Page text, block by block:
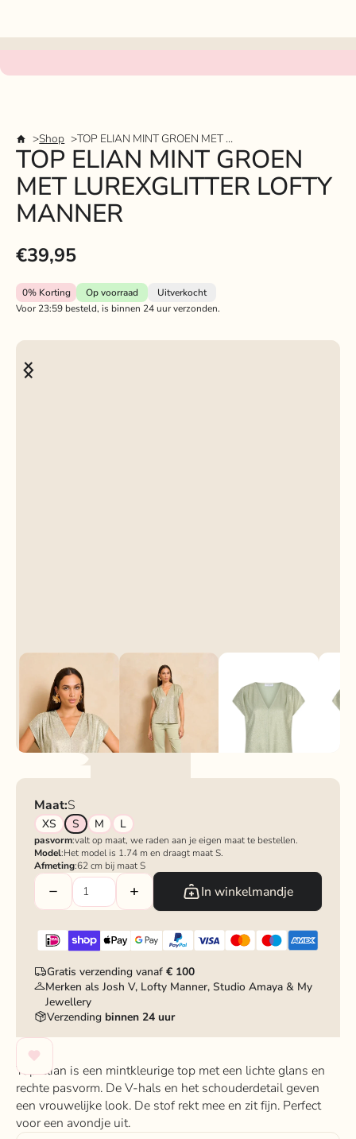
Shop TOP ELIAN MINT GROEN MET LUREXGLITTER LOFTY MANNER
TOP ELIAN MINT GROEN
MET LUREXGLITTER LOFTY
MANNER
€39,95
0%Korting Op voorraad
Uitverkocht
Voor 23:59 besteld, is binnen 24 uur verzonden.
Maat:S
XS S M L
pasvorm:valt op maat, we raden aan je eigen maat te bestellen.
Model:Het model is 1.74 m en draagt maat S.
Afmeting:62 cm bij maat S
In winkelmandje
Gratis verzending vanaf€ 100
Merken als Josh V, Lofty Manner, Studio Amaya & My
Jewellery
Verzendingbinnen 24 uur
Top Elian is een mintkleurige top met een lichte glans en
rechte pasvorm. De V-hals en het schouderdetail geven
een vrouwelijke look. De stof rekt mee en zit fijn. Perfect
voor een avondje uit.